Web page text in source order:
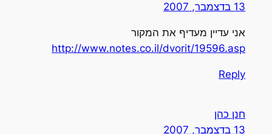
13 בדצמבר, 2007
אני עדיין מעדיף את המקור
http://www.notes.co.il/dvorit/19596.asp
Reply
חנן כהן
13 בדצמבר, 2007